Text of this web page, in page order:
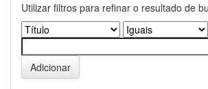
Utilizar filtros para refinar o resultado de